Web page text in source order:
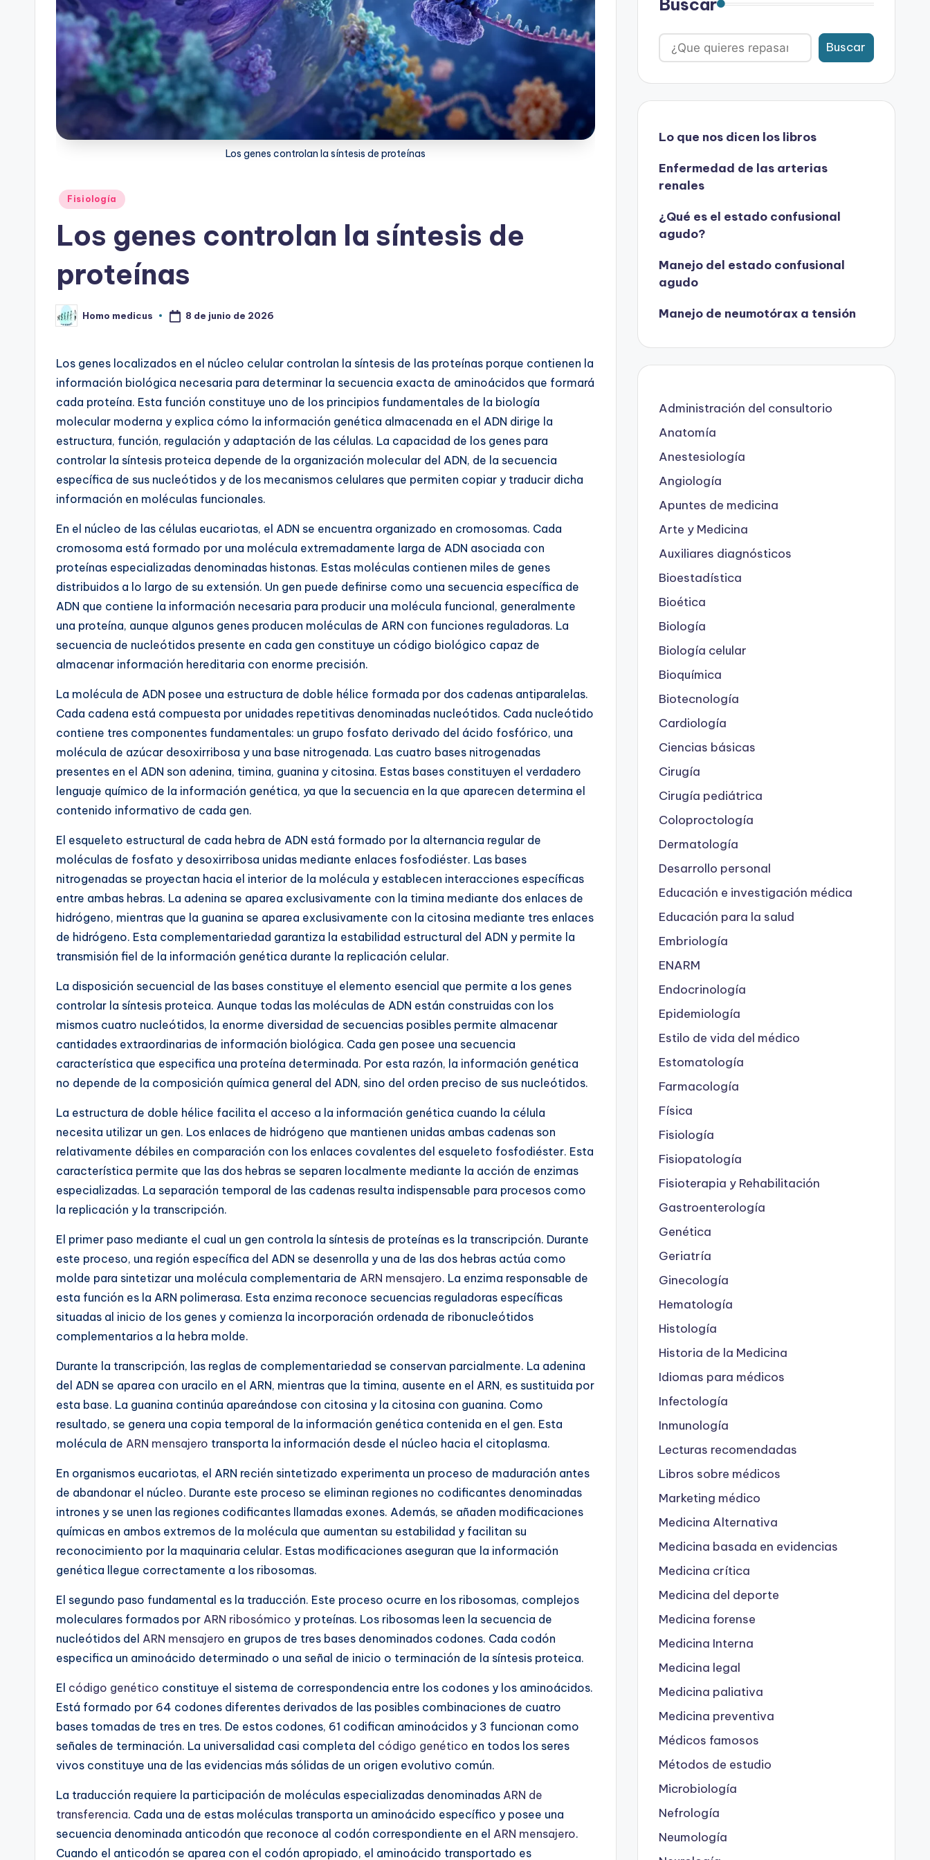
Los genes controlan la síntesis de proteínas
Publicado
Fisiología
Los genes controlan la síntesis de
proteínas
Publicado
por
Homo medicus 8 de junio de 2026
Los genes localizados en el núcleo celular controlan la síntesis de las proteínas porque contienen la
información biológica necesaria para determinar la secuencia exacta de aminoácidos que formará
cada proteína. Esta función constituye uno de los principios fundamentales de la biología
molecular moderna y explica cómo la información genética almacenada en el ADN dirige la
estructura, función, regulación y adaptación de las células. La capacidad de los genes para
controlar la síntesis proteica depende de la organización molecular del ADN, de la secuencia
específica de sus nucleótidos y de los mecanismos celulares que permiten copiar y traducir dicha
información en moléculas funcionales.
En el núcleo de las células eucariotas, el ADN se encuentra organizado en cromosomas. Cada
cromosoma está formado por una molécula extremadamente larga de ADN asociada con
proteínas especializadas denominadas histonas. Estas moléculas contienen miles de genes
distribuidos a lo largo de su extensión. Un gen puede definirse como una secuencia específica de
ADN que contiene la información necesaria para producir una molécula funcional, generalmente
una proteína, aunque algunos genes producen moléculas de ARN con funciones reguladoras. La
secuencia de nucleótidos presente en cada gen constituye un código biológico capaz de
almacenar información hereditaria con enorme precisión.
La molécula de ADN posee una estructura de doble hélice formada por dos cadenas antiparalelas.
Cada cadena está compuesta por unidades repetitivas denominadas nucleótidos. Cada nucleótido
contiene tres componentes fundamentales: un grupo fosfato derivado del ácido fosfórico, una
molécula de azúcar desoxirribosa y una base nitrogenada. Las cuatro bases nitrogenadas
presentes en el ADN son adenina, timina, guanina y citosina. Estas bases constituyen el verdadero
lenguaje químico de la información genética, ya que la secuencia en la que aparecen determina el
contenido informativo de cada gen.
El esqueleto estructural de cada hebra de ADN está formado por la alternancia regular de
moléculas de fosfato y desoxirribosa unidas mediante enlaces fosfodiéster. Las bases
nitrogenadas se proyectan hacia el interior de la molécula y establecen interacciones específicas
entre ambas hebras. La adenina se aparea exclusivamente con la timina mediante dos enlaces de
hidrógeno, mientras que la guanina se aparea exclusivamente con la citosina mediante tres enlaces
de hidrógeno. Esta complementariedad garantiza la estabilidad estructural del ADN y permite la
transmisión fiel de la información genética durante la replicación celular.
La disposición secuencial de las bases constituye el elemento esencial que permite a los genes
controlar la síntesis proteica. Aunque todas las moléculas de ADN están construidas con los
mismos cuatro nucleótidos, la enorme diversidad de secuencias posibles permite almacenar
cantidades extraordinarias de información biológica. Cada gen posee una secuencia
característica que especifica una proteína determinada. Por esta razón, la información genética
no depende de la composición química general del ADN, sino del orden preciso de sus nucleótidos.
La estructura de doble hélice facilita el acceso a la información genética cuando la célula
necesita utilizar un gen. Los enlaces de hidrógeno que mantienen unidas ambas cadenas son
relativamente débiles en comparación con los enlaces covalentes del esqueleto fosfodiéster. Esta
característica permite que las dos hebras se separen localmente mediante la acción de enzimas
especializadas. La separación temporal de las cadenas resulta indispensable para procesos como
la replicación y la transcripción.
El primer paso mediante el cual un gen controla la síntesis de proteínas es la transcripción. Durante
este proceso, una región específica del ADN se desenrolla y una de las dos hebras actúa como
molde para sintetizar una molécula complementaria de ARN mensajero. La enzima responsable de
esta función es la ARN polimerasa. Esta enzima reconoce secuencias reguladoras específicas
situadas al inicio de los genes y comienza la incorporación ordenada de ribonucleótidos
complementarios a la hebra molde.
Durante la transcripción, las reglas de complementariedad se conservan parcialmente. La adenina
del ADN se aparea con uracilo en el ARN, mientras que la timina, ausente en el ARN, es sustituida por
esta base. La guanina continúa apareándose con citosina y la citosina con guanina. Como
resultado, se genera una copia temporal de la información genética contenida en el gen. Esta
molécula de ARN mensajero transporta la información desde el núcleo hacia el citoplasma.
En organismos eucariotas, el ARN recién sintetizado experimenta un proceso de maduración antes
de abandonar el núcleo. Durante este proceso se eliminan regiones no codificantes denominadas
intrones y se unen las regiones codificantes llamadas exones. Además, se añaden modificaciones
químicas en ambos extremos de la molécula que aumentan su estabilidad y facilitan su
reconocimiento por la maquinaria celular. Estas modificaciones aseguran que la información
genética llegue correctamente a los ribosomas.
El segundo paso fundamental es la traducción. Este proceso ocurre en los ribosomas, complejos
moleculares formados por ARN ribosómico y proteínas. Los ribosomas leen la secuencia de
nucleótidos del ARN mensajero en grupos de tres bases denominados codones. Cada codón
especifica un aminoácido determinado o una señal de inicio o terminación de la síntesis proteica.
El código genético constituye el sistema de correspondencia entre los codones y los aminoácidos.
Está formado por 64 codones diferentes derivados de las posibles combinaciones de cuatro
bases tomadas de tres en tres. De estos codones, 61 codifican aminoácidos y 3 funcionan como
señales de terminación. La universalidad casi completa del código genético en todos los seres
vivos constituye una de las evidencias más sólidas de un origen evolutivo común.
La traducción requiere la participación de moléculas especializadas denominadas ARN de
transferencia. Cada una de estas moléculas transporta un aminoácido específico y posee una
secuencia denominada anticodón que reconoce al codón correspondiente en el ARN mensajero.
Cuando el anticodón se aparea con el codón apropiado, el aminoácido transportado es
Buscar
Lo que nos dicen los libros
Enfermedad de las arterias
renales
¿Qué es el estado confusional
agudo?
Manejo del estado confusional
agudo
Manejo de neumotórax a tensión
Administración del consultorio
Anatomía
Anestesiología
Angiología
Apuntes de medicina
Arte y Medicina
Auxiliares diagnósticos
Bioestadística
Bioética
Biología
Biología celular
Bioquímica
Biotecnología
Cardiología
Ciencias básicas
Cirugía
Cirugía pediátrica
Coloproctología
Dermatología
Desarrollo personal
Educación e investigación médica
Educación para la salud
Embriología
ENARM
Endocrinología
Epidemiología
Estilo de vida del médico
Estomatología
Farmacología
Física
Fisiología
Fisiopatología
Fisioterapia y Rehabilitación
Gastroenterología
Genética
Geriatría
Ginecología
Hematología
Histología
Historia de la Medicina
Idiomas para médicos
Infectología
Inmunología
Lecturas recomendadas
Libros sobre médicos
Marketing médico
Medicina Alternativa
Medicina basada en evidencias
Medicina crítica
Medicina del deporte
Medicina forense
Medicina Interna
Medicina legal
Medicina paliativa
Medicina preventiva
Médicos famosos
Métodos de estudio
Microbiología
Nefrología
Neumología